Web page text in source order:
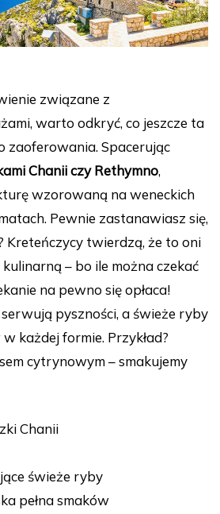
związane z
warto odkryć, co jeszcze ta
zaoferowania. Spacerując
Chanii czy Rethymno,
wzorowaną na weneckich
Pewnie zastanawiasz się,
Kreteńczycy twierdzą, że to oni
– bo ile można czekać
na pewno się opłaca!
pyszności, a świeże ryby
każdej formie. Przykład?
cytrynowym – smakujemy
Chanii
świeże ryby
pełna smaków